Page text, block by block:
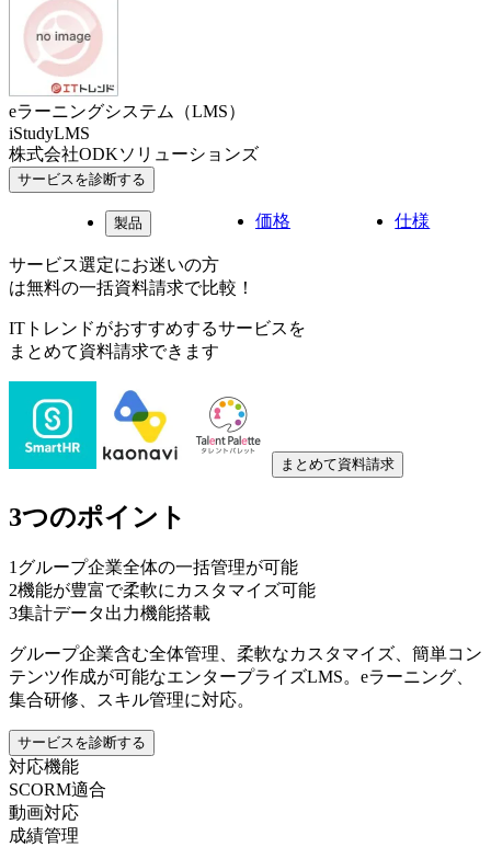
eラーニングシステム（LMS）
iStudyLMS
株式会社ODKソリューションズ
サービスを診断する
製品 価格 仕様
サービス選定にお迷いの方
は無料の一括資料請求で比較！
ITトレンドがおすすめするサービスを
まとめて資料請求できます
まとめて資料請求
3つのポイント
1 グループ企業全体の一括管理が可能
2機能が豊富で柔軟にカスタマイズ可能
3集計データ出力機能搭載
グループ企業含む全体管理、柔軟なカスタマイズ、簡単コン
テンツ作成が可能なエンタープライズLMS。eラーニング、
集合研修、スキル管理に対応。
サービスを診断する
対応機能
SCORM適合
動画対応
成績管理